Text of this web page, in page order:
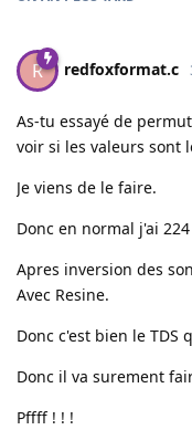
R redfoxformat.c
As-tu essayé de
voir si les valeurs sont
Je viens de le faire.
Donc en normal j'ai
Apres inversion des
Avec Resine.
Donc c'est bien le TDS
Donc il va surement
Pffff ! ! !